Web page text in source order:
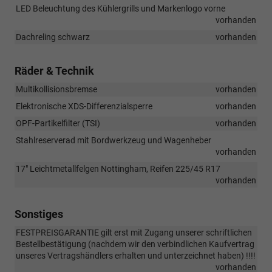
LED Beleuchtung des Kühlergrills und Markenlogo vorne
vorhanden
Dachreling schwarz
vorhanden
Räder & Technik
Multikollisionsbremse
vorhanden
Elektronische XDS-Differenzialsperre
vorhanden
OPF-Partikelfilter (TSI)
vorhanden
Stahlreserverad mit Bordwerkzeug und Wagenheber
vorhanden
17" Leichtmetallfelgen Nottingham, Reifen 225/45 R17
vorhanden
Sonstiges
FESTPREISGARANTIE gilt erst mit Zugang unserer schriftlichen
Bestellbestätigung (nachdem wir den verbindlichen Kaufvertrag
unseres Vertragshändlers erhalten und unterzeichnet haben) !!!!
vorhanden